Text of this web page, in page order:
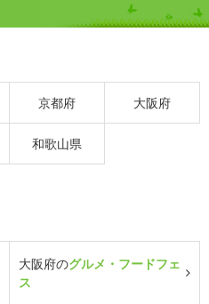
京都府 大阪府
和歌山県
大阪府のグルメ・フードフェ
ス